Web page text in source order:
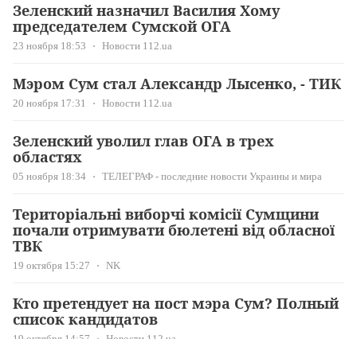
Зеленский назначил Василия Хому
председателем Сумской ОГА
23 ноября 18:53 Новости 112.ua
Мэром Сум стал Александр Лысенко, - ТИК
20 ноября 17:31 Новости 112.ua
Зеленский уволил глав ОГА в трех
областях
05 ноября 18:34 ТЕЛЕГРАФ - последние новости Украины и мира
Територіальні виборчі комісії Сумщини
почали отримувати бюлетені від обласної
ТВК
19 октября 15:27 NK
Кто претендует на пост мэра Сум? Полный
список кандидатов